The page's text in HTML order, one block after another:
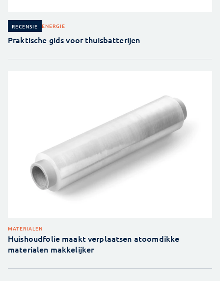
RECENSIE ENERGIE
Praktische gids voor thuisbatterijen
MATERIALEN
Huishoudfolie maakt verplaatsen atoomdikke
materialen makkelijker